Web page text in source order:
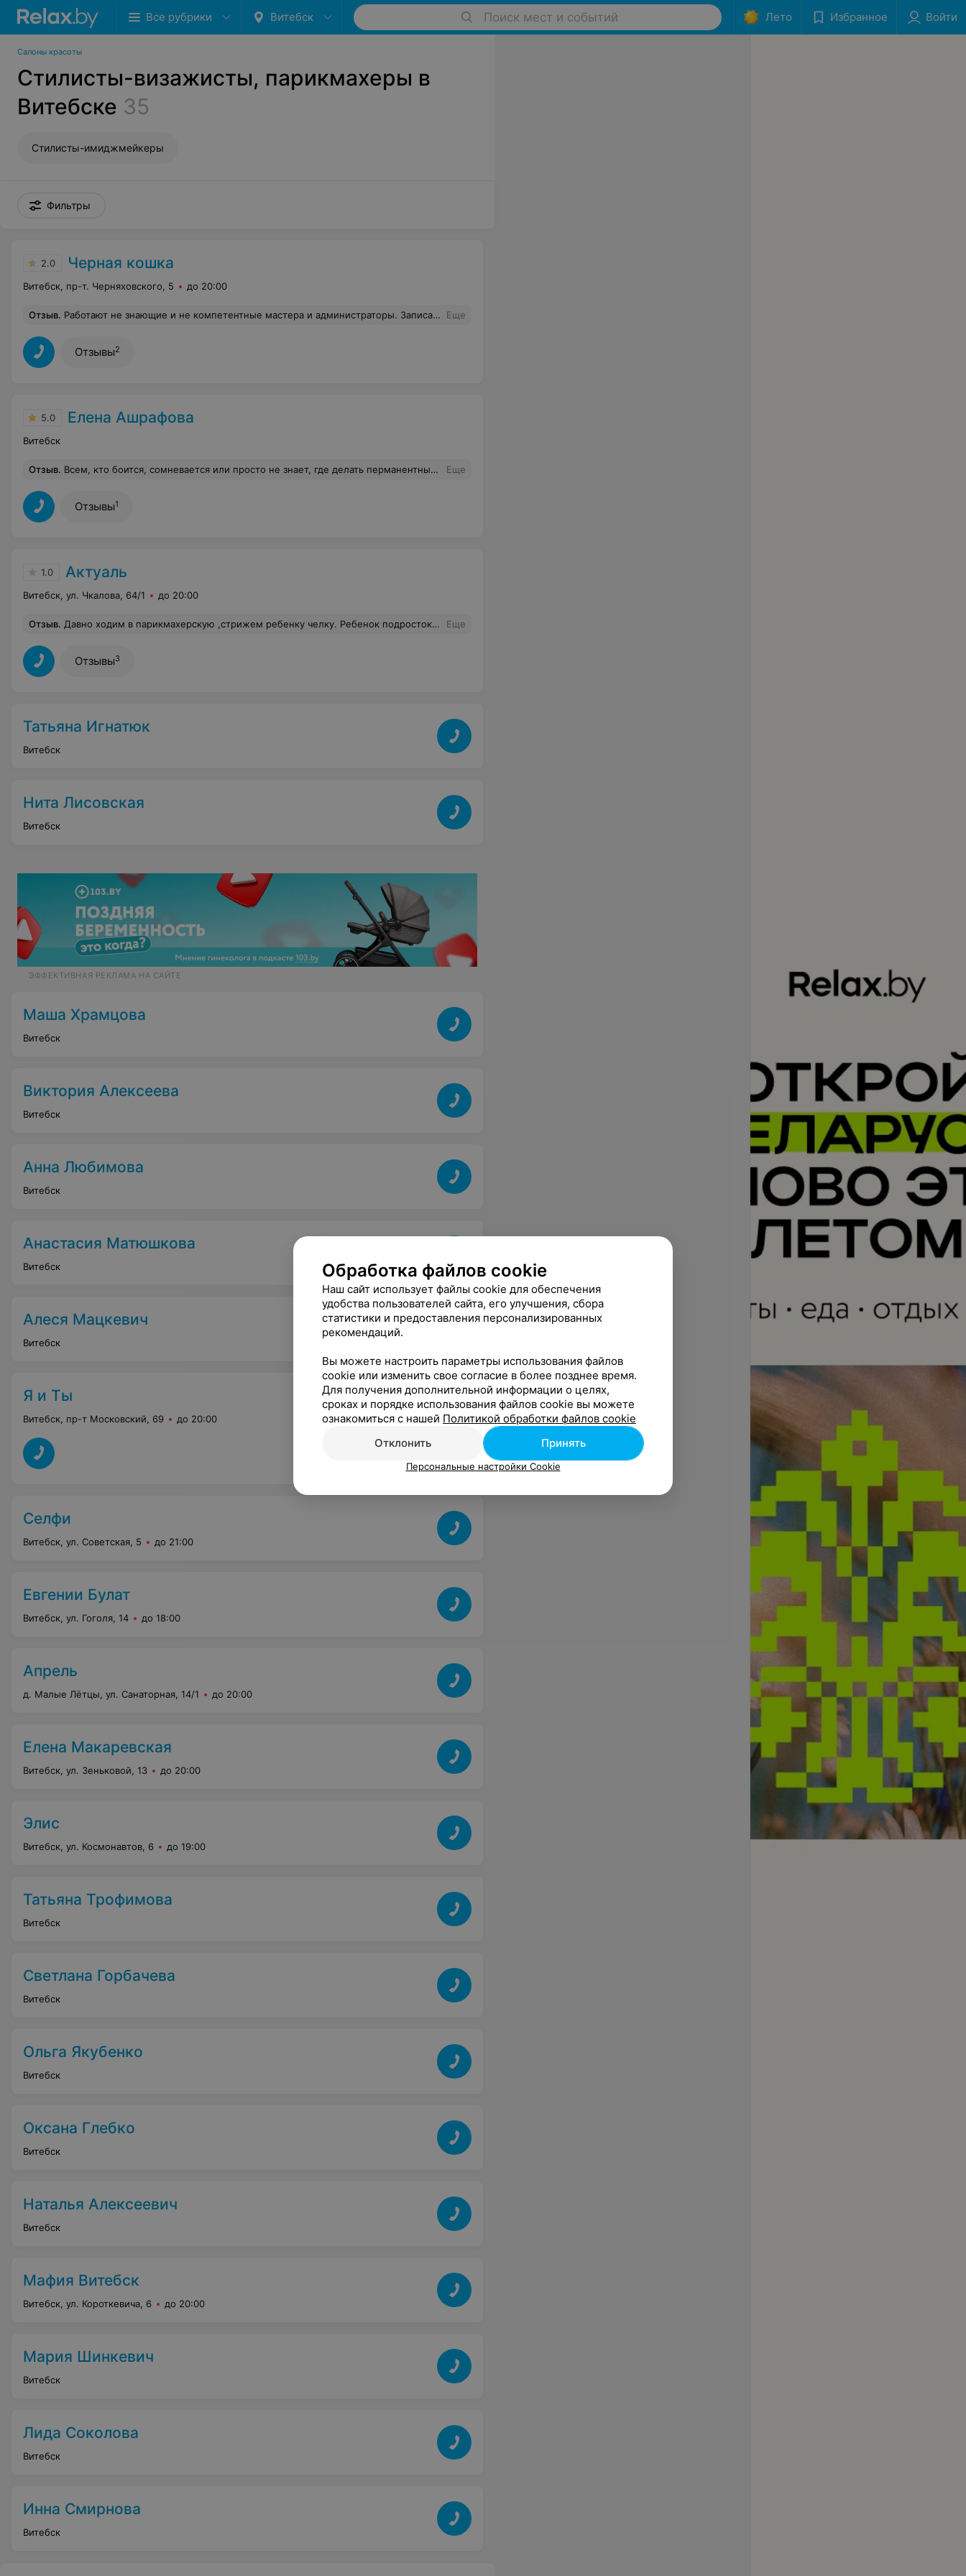
Все рубрики Витебск Поиск мест и событий Лето Избранное Войти
Салоны красоты
Стилисты-визажисты, парикмахеры в
Витебске 35
Стилисты-имиджмейкеры
Фильтры
2.0 Черная кошка
Витебск, пр-т. Черняховского, 5 до 20:00
Отзыв. Работают не знающие и не компетентные мастера и администраторы. Записалась по телефону на маникюр с покрытием френч(без геля). Администратор по телефону уточнила, что покрытие френч без геля. Сегодня пришла на маникюр, сказали что не делают покрытие френч без геля и даже не слышали, что где-то в других салонах его делают. Сделали обычное покрытие, потому что сказали не успеют сделать с гелевым до следующей записи (с гелем нужно 2 часа). Просто ужасно! Второй раз уже сталкивают с не компетентностью в этом салоне! После позвонила в другой салон , сказали без проблем сделать френч без геля и даже дешевле. Еще
Отзывы2
5.0 Елена Ашрафова
Витебск
Отзыв. Всем, кто боится, сомневается или просто не знает, где делать перманентный макияж или удалять старый (неудачный), я скажу следующее. Елену Ашрафову я знаю уже более четырёх лет - у неё я делала перманент губ, трижды делала брови и один раз удаляла неудачные стрелки от другого мастера (планирую сделать новые, красивые, у Елены). Всеми результатами я осталась очень довольна. Это удивительно, но на первую процедуру к Елене меня привёл мой муж (он медик). Его напутствие было таким: "Она была талантливой студенткой медицинского вуза - плохо сделать у неё просто не получится, всё будет идеально, вот увидишь!" И он был прав! В пользу Елены у меня накопилась куча аргументов: 1. Большой опыт в области нанесения перманентного макияжа (ПМ) и его удаления. 2. Аккуратность и индивидуальный подход. 3. Великолепное чувство цвета и вкуса. 4. Глубокие знания в области ПМ, а также в медицине. 5. Бесконечное самообразование. 6. Безукоризненный результат. 7. Обаяние Еще
Отзывы1
1.0 Актуаль
Витебск, ул. Чкалова, 64/1 до 20:00
Отзыв. Давно ходим в парикмахерскую ,стрижем ребенку челку. Ребенок подросток,девочка. Сегодня постригли у другого мастера,которому я сказала подстричь на сантиметр над бровями и что вы думаете,когда увидела в зеркале я ахнула про себя,челка на пол-лба. Ничего сразу даже не сказала,думаю ребенок не заметит,только выходим ребенок в плачь,что как она пойдет на 1 сентября. Когда я туда позвонила ,и сказала ,что вместо одного сантиметра ,обстригли 2,5 , мне сказали ,что мастер не обязан с линейкой стоять .И я должна была смотреть. Интересно как? За спиной стоять и когда она отрезала челку на пол-лба ,сказать это слишком. Вообщем виновата осталась я,что не следила,а не мастер,никто не извинился. И 3 рубля заплатить недешево,но не в деньгах дело,а в слезах. Может я неправа,но по-моему семь раз отмерь,один раз отрежь. Еще
Отзывы3
Татьяна Игнатюк
Витебск
Нита Лисовская
Витебск
ЭФФЕКТИВНАЯ РЕКЛАМА НА САЙТЕ
Маша Храмцова
Витебск
Виктория Алексеева
Витебск
Анна Любимова
Витебск
Анастасия Матюшкова
Витебск
Алеся Мацкевич
Витебск
Я и Ты
Витебск, пр-т Московский, 69 до 20:00
Селфи
Витебск, ул. Советская, 5 до 21:00
Евгении Булат
Витебск, ул. Гоголя, 14 до 18:00
Апрель
д. Малые Лётцы, ул. Санаторная, 14/1 до 20:00
Елена Макаревская
Витебск, ул. Зеньковой, 13 до 20:00
Элис
Витебск, ул. Космонавтов, 6 до 19:00
Татьяна Трофимова
Витебск
Светлана Горбачева
Витебск
Ольга Якубенко
Витебск
Оксана Глебко
Витебск
Наталья Алексеевич
Витебск
Мафия Витебск
Витебск, ул. Короткевича, 6 до 20:00
Мария Шинкевич
Витебск
Лида Соколова
Витебск
Инна Смирнова
Витебск
Обработка файлов cookie
Наш сайт использует файлы cookie для обеспечения
удобства пользователей сайта, его улучшения, сбора
статистики и предоставления персонализированных
рекомендаций.
Вы можете настроить параметры использования файлов
cookie или изменить свое согласие в более позднее время.
Для получения дополнительной информации о целях,
сроках и порядке использования файлов cookie вы можете
ознакомиться с нашей Политикой обработки файлов cookie
Отклонить
Принять
Персональные настройки Cookie